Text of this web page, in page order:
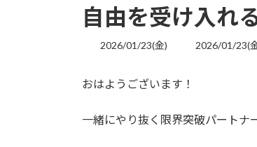
自由を受け入れ
2026/01/23(金)
最
時
:
2026/01/23(
おはようございます！
一緒にやり抜く限界突破パートナ